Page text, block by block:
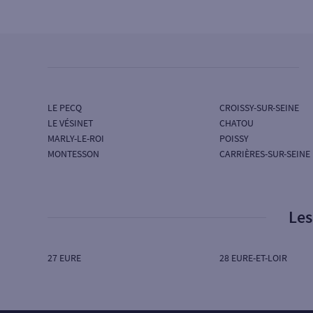
LE PECQ
LE VÉSINET
MARLY-LE-ROI
MONTESSON
CROISSY-SUR-SEINE
CHATOU
POISSY
CARRIÈRES-SUR-SEINE
27 EURE 28 EURE-ET-LOIR